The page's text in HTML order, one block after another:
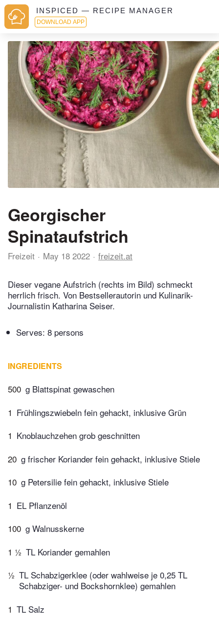
INSPICED — RECIPE MANAGER
DOWNLOAD APP
Georgischer
Spinataufstrich
Freizeit May 18 2022 freizeit.at
Dieser vegane Aufstrich (rechts im Bild) schmeckt
herrlich frisch. Von Bestsellerautorin und Kulinarik-
Journalistin Katharina Seiser.
Serves: 8 persons
INGREDIENTS
500 g Blattspinat gewaschen
1 Frühlingszwiebeln fein gehackt, inklusive Grün
1 Knoblauchzehen grob geschnitten
20 g frischer Koriander fein gehackt, inklusive Stiele
10 g Petersilie fein gehackt, inklusive Stiele
1 EL Pflanzenöl
100 g Walnusskerne
1 ½ TL Koriander gemahlen
½ TL Schabzigerklee (oder wahlweise je 0,25 TL
Schabziger- und Bockshornklee) gemahlen
1 TL Salz